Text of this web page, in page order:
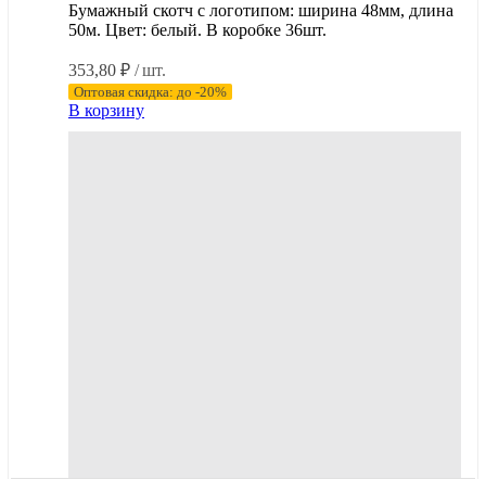
Бумажный скотч с логотипом: ширина 48мм, длина
50м. Цвет: белый. В коробке 36шт.
353,80 ₽ / шт.
Оптовая скидка: до -20%
В корзину